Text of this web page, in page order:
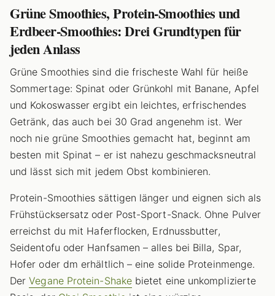
Grüne Smoothies, Protein-Smoothies und
Erdbeer-Smoothies: Drei Grundtypen für
jeden Anlass
Grüne Smoothies sind die frischeste Wahl für heiße
Sommertage: Spinat oder Grünkohl mit Banane, Apfel
und Kokoswasser ergibt ein leichtes, erfrischendes
Getränk, das auch bei 30 Grad angenehm ist. Wer
noch nie grüne Smoothies gemacht hat, beginnt am
besten mit Spinat – er ist nahezu geschmacksneutral
und lässt sich mit jedem Obst kombinieren.
Protein-Smoothies sättigen länger und eignen sich als
Frühstücksersatz oder Post-Sport-Snack. Ohne Pulver
erreichst du mit Haferflocken, Erdnussbutter,
Seidentofu oder Hanfsamen – alles bei Billa, Spar,
Hofer oder dm erhältlich – eine solide Proteinmenge.
DerVegane Protein-Shakebietet eine unkomplizierte